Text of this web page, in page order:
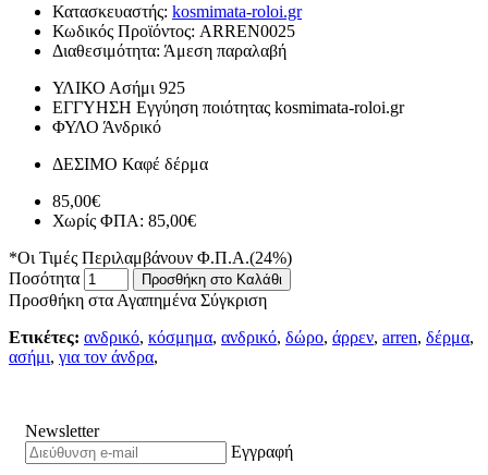
Κατασκευαστής: kosmimata-roloi.gr
Κωδικός Προϊόντος: ARREN0025
Διαθεσιμότητα: Άμεση παραλαβή
ΥΛΙΚΟ Ασήμι 925
ΕΓΓΥΗΣΗ Εγγύηση ποιότητας kosmimata-roloi.gr
ΦΥΛΟ Άνδρικό
ΔΕΣΙΜΟ Καφέ δέρμα
85,00€
Χωρίς ΦΠΑ: 85,00€
*Οι Τιμές Περιλαμβάνουν Φ.Π.Α.(24%)
Ποσότητα
Προσθήκη στο Καλάθι
Προσθήκη στα Αγαπημένα Σύγκριση
Ετικέτες: ανδρικό, κόσμημα, ανδρικό, δώρο, άρρεν, arren, δέρμα,
ασήμι, για τον άνδρα,
Newsletter
Εγγραφή